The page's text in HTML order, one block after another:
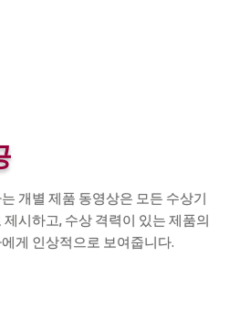
개별 제품 동영상은 모든 수상기
시하고, 수상 격력이 있는 제품의
게 인상적으로 보여줍니다.